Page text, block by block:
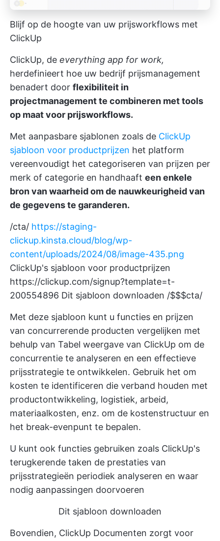
Blijf op de hoogte van uw prijsworkflows met
ClickUp
ClickUp, de everything app for work,
herdefinieert hoe uw bedrijf prijsmanagement
benadert door flexibiliteit in
projectmanagement te combineren met tools
op maat voor prijsworkflows.
Met aanpasbare sjablonen zoals de ClickUp
sjabloon voor productprijzen het platform
vereenvoudigt het categoriseren van prijzen per
merk of categorie en handhaaft een enkele
bron van waarheid om de nauwkeurigheid van
de gegevens te garanderen.
/cta/ https://staging-
clickup.kinsta.cloud/blog/wp-
content/uploads/2024/08/image-435.png
ClickUp's sjabloon voor productprijzen
https://clickup.com/signup?template=t-
200554896 Dit sjabloon downloaden /$$$cta/
Met deze sjabloon kunt u functies en prijzen
van concurrerende producten vergelijken met
behulp van Tabel weergave van ClickUp om de
concurrentie te analyseren en een effectieve
prijsstrategie te ontwikkelen. Gebruik het om
kosten te identificeren die verband houden met
productontwikkeling, logistiek, arbeid,
materiaalkosten, enz. om de kostenstructuur en
het break-evenpunt te bepalen.
U kunt ook functies gebruiken zoals ClickUp's
terugkerende taken de prestaties van
prijsstrategieën periodiek analyseren en waar
nodig aanpassingen doorvoeren
Dit sjabloon downloaden
Bovendien, ClickUp Documenten zorgt voor